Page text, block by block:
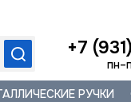
+7
РУЧКИ